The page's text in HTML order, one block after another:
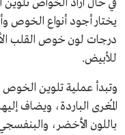
في حال أراد الخواص
يختار أجود أنواع الخوص
درجات لون خوص القلب
للأبيض.
وتبدأ عملية تلوين الخوص
المُغرى الباردة، ويضاف
باللون الأخضر،